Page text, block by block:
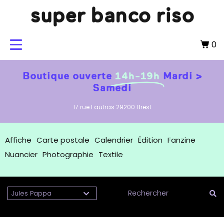
super banco riso
0
Affiche Carte postale Calendrier Édition Fanzine
Nuancier Photographie Textile
Boutique ouverte 14h-19h Mardi >
Samedi
17 rue Fautras 29200 Brest